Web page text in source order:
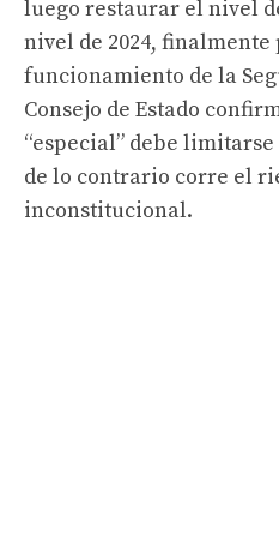
luego restaurar el nivel
nivel de 2024,
funcionamiento de la
Consejo de Estado
“especial” debe
de lo contrario corre el
inconstitucional.